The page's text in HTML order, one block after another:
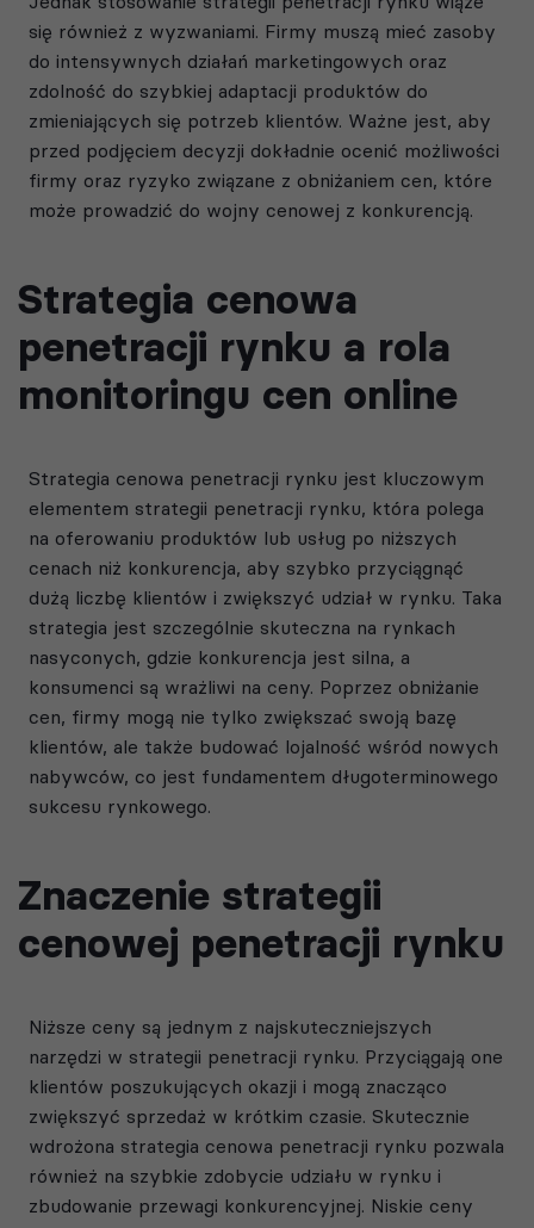
się również z wyzwaniami. Firmy muszą mieć zasoby
do intensywnych działań marketingowych oraz
zdolność do szybkiej adaptacji produktów do
zmieniających się potrzeb klientów. Ważne jest, aby
przed podjęciem decyzji dokładnie ocenić możliwości
firmy oraz ryzyko związane z obniżaniem cen, które
może prowadzić do wojny cenowej z konkurencją.
Strategia cenowa
penetracji rynku a rola
monitoringu cen online
Strategia cenowa penetracji rynku jest kluczowym
elementem strategii penetracji rynku, która polega
na oferowaniu produktów lub usług po niższych
cenach niż konkurencja, aby szybko przyciągnąć
dużą liczbę klientów i zwiększyć udział w rynku. Taka
strategia jest szczególnie skuteczna na rynkach
nasyconych, gdzie konkurencja jest silna, a
konsumenci są wrażliwi na ceny. Poprzez obniżanie
cen, firmy mogą nie tylko zwiększać swoją bazę
klientów, ale także budować lojalność wśród nowych
nabywców, co jest fundamentem długoterminowego
sukcesu rynkowego.
Znaczenie strategii
cenowej penetracji rynku
Niższe ceny są jednym z najskuteczniejszych
narzędzi w strategii penetracji rynku. Przyciągają one
klientów poszukujących okazji i mogą znacząco
zwiększyć sprzedaż w krótkim czasie. Skutecznie
wdrożona strategia cenowa penetracji rynku pozwala
również na szybkie zdobycie udziału w rynku i
zbudowanie przewagi konkurencyjnej. Niskie ceny